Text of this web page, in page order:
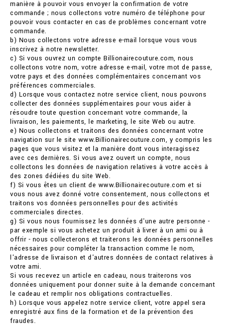
manière à pouvoir vous envoyer la confirmation de votre
commande ; nous collectons votre numéro de téléphone pour
pouvoir vous contacter en cas de problèmes concernant votre
commande.
b) Nous collectons votre adresse e-mail lorsque vous vous
inscrivez à notre newsletter.
c) Si vous ouvrez un compte Billionairecouture.com, nous
collectons votre nom, votre adresse e-mail, votre mot de passe,
votre pays et des données complémentaires concernant vos
préférences commerciales.
d) Lorsque vous contactez notre service client, nous pouvons
collecter des données supplémentaires pour vous aider à
résoudre toute question concernant votre commande, la
livraison, les paiements, le marketing, le site Web ou autre.
e) Nous collectons et traitons des données concernant votre
navigation sur le site www.Billionairecouture.com, y compris les
pages que vous visitez et la manière dont vous interagissez
avec ces dernières. Si vous avez ouvert un compte, nous
collectons les données de navigation relatives à votre accès à
des zones dédiées du site Web.
f) Si vous êtes un client de www.Billionairecouture.com et si
vous nous avez donné votre consentement, nous collectons et
traitons vos données personnelles pour des activités
commerciales directes.
g) Si vous nous fournissez les données d'une autre personne -
par exemple si vous achetez un produit à livrer à un ami ou à
offrir - nous collecterons et traiterons les données personnelles
nécessaires pour compléter la transaction comme le nom,
l'adresse de livraison et d'autres données de contact relatives à
votre ami.
Si vous recevez un article en cadeau, nous traiterons vos
données uniquement pour donner suite à la demande concernant
le cadeau et remplir nos obligations contractuelles.
h) Lorsque vous appelez notre service client, votre appel sera
enregistré aux fins de la formation et de la prévention des
fraudes.